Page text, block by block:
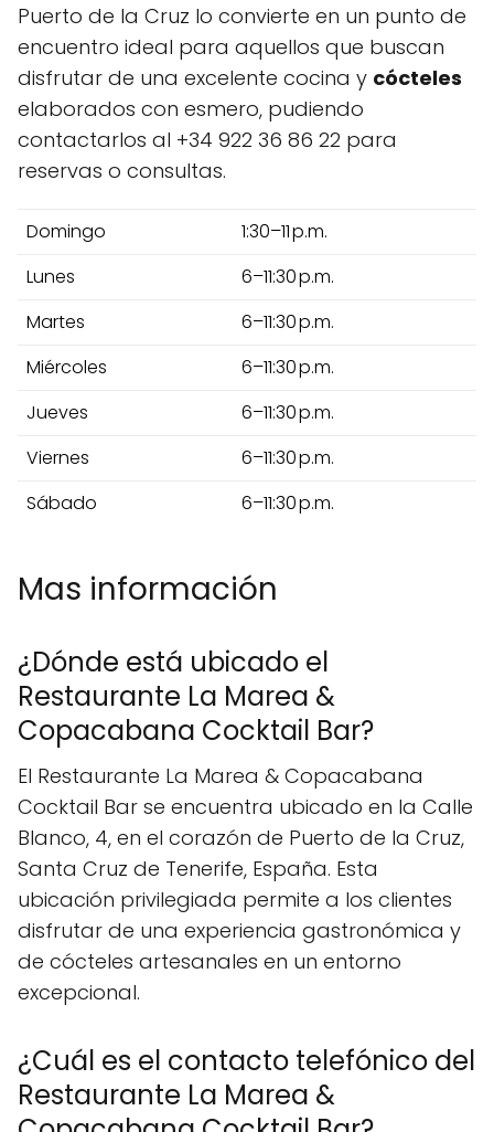
Puerto de la Cruz lo convierte en un punto de
encuentro ideal para aquellos que buscan
disfrutar de una excelente cocina y cócteles
elaborados con esmero, pudiendo
contactarlos al +34 922 36 86 22 para
reservas o consultas.
Domingo
1:30–11 p.m.
Lunes
6–11:30 p.m.
Martes
6–11:30 p.m.
Miércoles
6–11:30 p.m.
Jueves
6–11:30 p.m.
Viernes
6–11:30 p.m.
Sábado
6–11:30 p.m.
Mas información
¿Dónde está ubicado el
Restaurante La Marea &
Copacabana Cocktail Bar?
El Restaurante La Marea & Copacabana
Cocktail Bar se encuentra ubicado en la Calle
Blanco, 4, en el corazón de Puerto de la Cruz,
Santa Cruz de Tenerife, España. Esta
ubicación privilegiada permite a los clientes
disfrutar de una experiencia gastronómica y
de cócteles artesanales en un entorno
excepcional.
¿Cuál es el contacto telefónico del
Restaurante La Marea &